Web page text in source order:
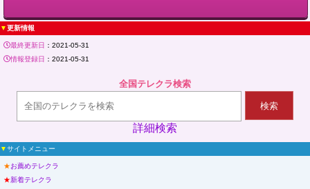
はまゆう（男性）さん（関東 会社員 30代後半）より
評価：
ハニートーク傘下のモモコですから、かなり規模も大きなツーショット系ダイヤルと考えても
らって大丈夫です。
それから、テレセの流れにもっていきたがるエロな女性が多いことが特徴的で、素人の方で人
2022/5/19(Thu)No:14
モモコの応援コメントをすべて表示
▼更新情報
最終更新日 ：2021-05-31
情報登録日 ：2021-05-31
全国テレクラ検索
検索
詳細検索
▼サイトメニュー
★お薦めテレクラ
★新着テレクラ